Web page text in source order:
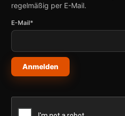
regelmäßig per E-Mail.
E-Mail*
Anmelden